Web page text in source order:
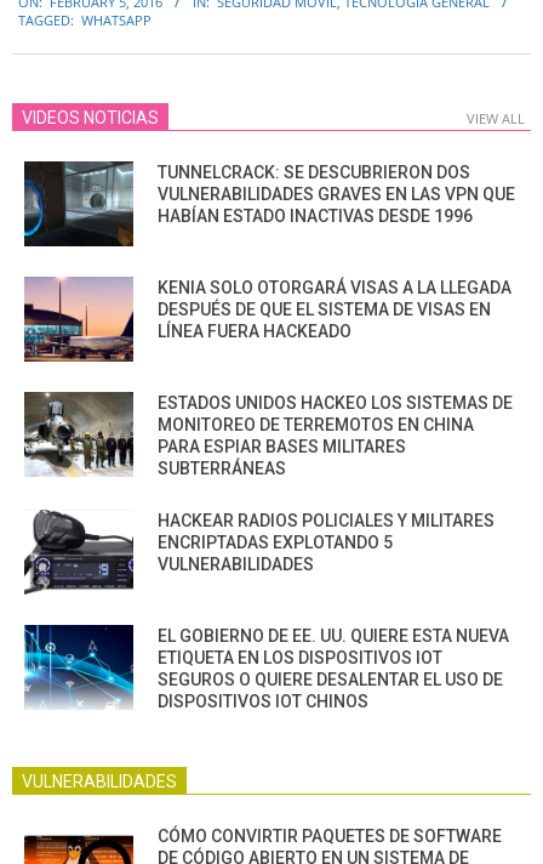
02-
TAGGED: WHATSAPP
VIDEOS NOTICIAS VIEW ALL
TUNNELCRACK: SE DESCUBRIERON DOS
VULNERABILIDADES GRAVES EN LAS VPN QUE
HABÍAN ESTADO INACTIVAS DESDE 1996
KENIA SOLO OTORGARÁ VISAS A LA LLEGADA
DESPUÉS DE QUE EL SISTEMA DE VISAS EN
LÍNEA FUERA HACKEADO
ESTADOS UNIDOS HACKEO LOS SISTEMAS DE
MONITOREO DE TERREMOTOS EN CHINA
PARA ESPIAR BASES MILITARES
SUBTERRÁNEAS
HACKEAR RADIOS POLICIALES Y MILITARES
ENCRIPTADAS EXPLOTANDO 5
VULNERABILIDADES
EL GOBIERNO DE EE. UU. QUIERE ESTA NUEVA
ETIQUETA EN LOS DISPOSITIVOS IOT
SEGUROS O QUIERE DESALENTAR EL USO DE
DISPOSITIVOS IOT CHINOS
VULNERABILIDADES
CÓMO CONVIRTIR PAQUETES DE SOFTWARE
DE CÓDIGO ABIERTO EN UN SISTEMA DE